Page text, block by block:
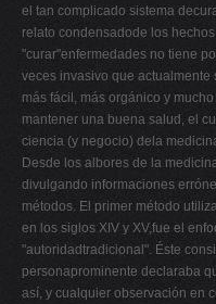
el tan complicado sistema
relato condensadode los
"curar"enfermedades no tiene
veces invasivo que
más fácil, más orgánico y
mantener una buena salud, el
ciencia (y negocio) dela
Desde los albores de la
divulgando informaciones
métodos. El primer método
en los siglos XIV y XV,fue el
"autoridadtradicional". Éste
personaprominente declaraba
así, y cualquier observación en